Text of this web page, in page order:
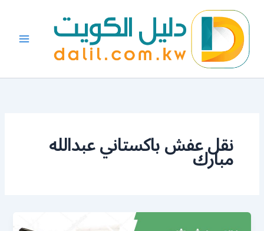
المحتوى
نقل عفش باكستاني عبدالله
مبارك